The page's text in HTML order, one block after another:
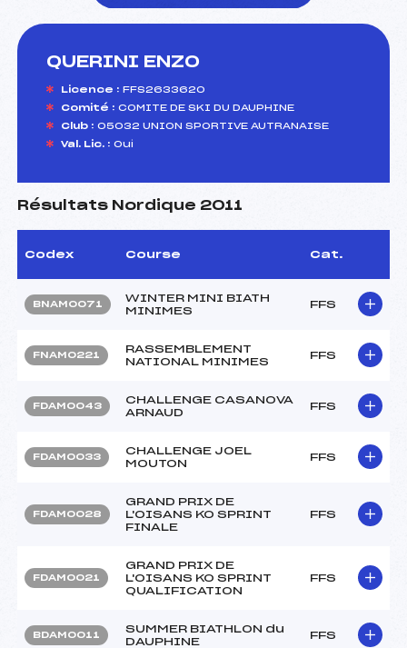
QUERINI ENZO
Licence : FFS2633620
Comité : COMITE DE SKI DU DAUPHINE
Club : 05032 UNION SPORTIVE AUTRANAISE
Val. Lic. : Oui
Résultats Nordique 2011
Codex Course Cat.
BNAM0071
WINTER MINI BIATH
MINIMES
FFS
FNAM0221
RASSEMBLEMENT
NATIONAL MINIMES
FFS
FDAM0043
CHALLENGE CASANOVA
ARNAUD
FFS
FDAM0033
CHALLENGE JOEL
MOUTON
FFS
FDAM0028
GRAND PRIX DE
L'OISANS KO SPRINT
FINALE
FFS
FDAM0021
GRAND PRIX DE
L'OISANS KO SPRINT
QUALIFICATION
FFS
BDAM0011
SUMMER BIATHLON du
DAUPHINE
FFS